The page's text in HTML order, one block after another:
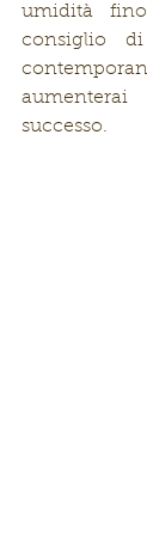
umidità
consiglio
successo.